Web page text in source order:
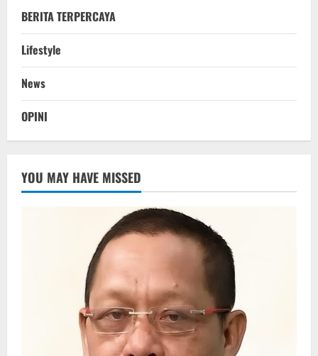
BERITA TERPERCAYA
Lifestyle
News
OPINI
YOU MAY HAVE MISSED